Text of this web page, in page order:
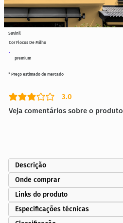
premium
Cor Flocos De Milho
3.0
classificação média é 3 de 5
Veja comentários sobre o produto
* Preço estimado de mercado
Suvinil
Descrição
Onde comprar
Links do produto
Especificações técnicas